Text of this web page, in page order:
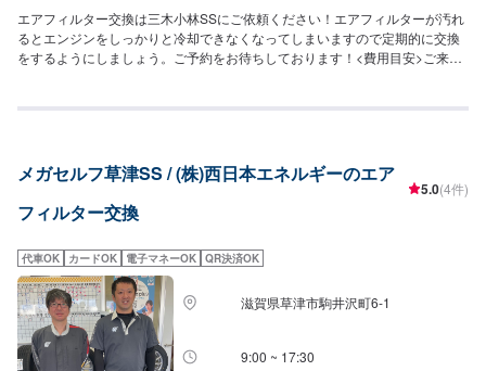
エアフィルター交換は三木小林SSにご依頼ください！エアフィルターが汚れ
るとエンジンをしっかりと冷却できなくなってしまいますので定期的に交換
をするようにしましょう。ご予約をお待ちしております！<費用目安>ご来店
メガセルフ草津SS / (株)西日本エネルギーのエア
フィルター交換
5.0(4件)
代車OK カードOK 電子マネーOK QR決済OK
滋賀県草津市駒井沢町6-1
9:00 ~ 17:30